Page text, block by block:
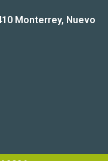
Monterrey, Nuevo